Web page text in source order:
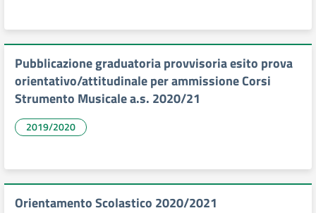
Pubblicazione graduatoria provvisoria esito prova
orientativo/attitudinale per ammissione Corsi
Strumento Musicale a.s. 2020/21
2019/2020
Orientamento Scolastico 2020/2021